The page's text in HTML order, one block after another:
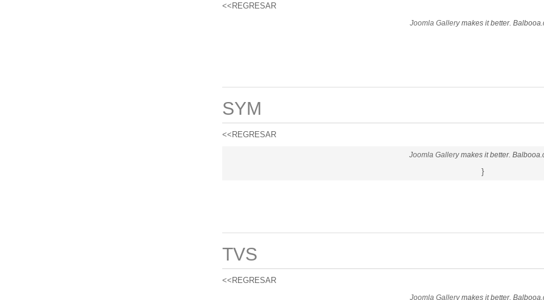
<<REGRESAR
Joomla Gallerymakes it better.
SYM
<<REGRESAR
Joomla Gallerymakes it better.
}
TVS
<<REGRESAR
Joomla Gallerymakes it better.